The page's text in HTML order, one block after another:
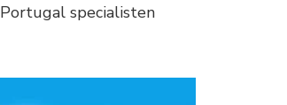
Portugal specialisten